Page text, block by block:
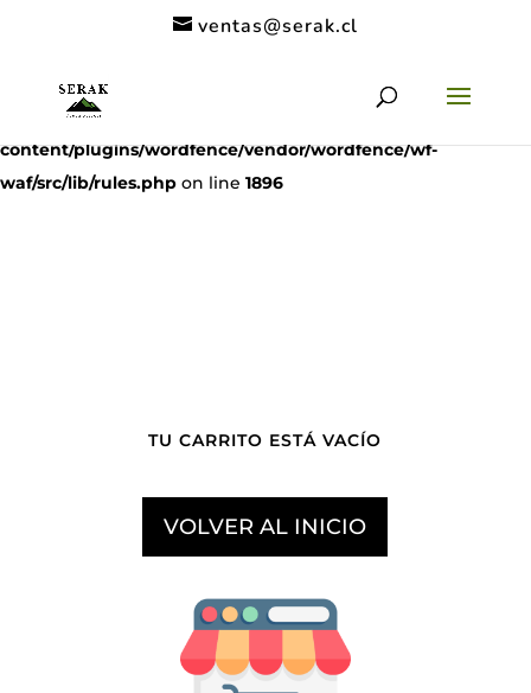
($subject) of type array|string is deprecated in
/home/clients/11c6de9a53a49962a9f838dac1be5068/serak.cl/
content/plugins/wordfence/vendor/wordfence/wf-
waf/src/lib/rules.php on line 1896
ventas@serak.cl
TU CARRITO ESTÁ VACÍO
VOLVER AL INICIO